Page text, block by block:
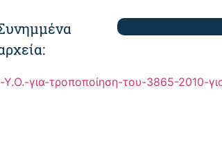
Υ.Ο.-για-τροποποίηση-του-3865-2010-